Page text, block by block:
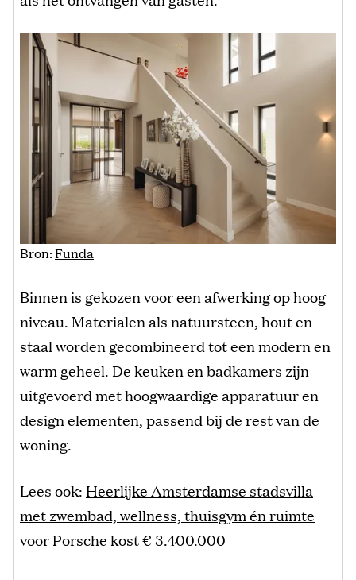
Bron:Funda
Binnen is gekozen voor een afwerking op hoog
niveau. Materialen als natuursteen, hout en
staal worden gecombineerd tot een modern en
warm geheel. De keuken en badkamers zijn
uitgevoerd met hoogwaardige apparatuur en
design elementen, passend bij de rest van de
woning.
Lees ook: Heerlijke Amsterdamse stadsvilla
met zwembad, wellness, thuisgym én ruimte
voor Porsche kost € 3.400.000